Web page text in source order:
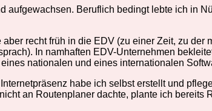
aufgewachsen. Beruflich bedingt lebte ich in
recht früh in die EDV (zu einer Zeit, zu der
In namhaften EDV-Unternehmen
nationalen und eines internationalen
habe ich selbst erstellt und
an Routenplaner dachte, plante ich bereits